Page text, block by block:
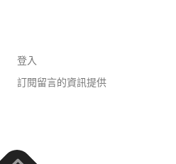
登入
訂閱留言的資訊提供